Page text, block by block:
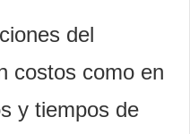
del
costos como en
y tiempos de